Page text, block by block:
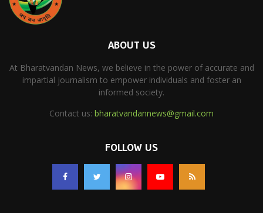
ABOUT US
At Bharatvandan News, we believe in the power of accurate and
impartial journalism to empower individuals and foster an
informed society.
Contact us: bharatvandannews@gmail.com
FOLLOW US